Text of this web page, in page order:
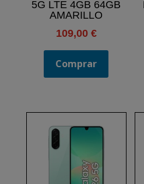
5G LTE 4GB 64GB
AMARILLO
109,00 €
Comprar